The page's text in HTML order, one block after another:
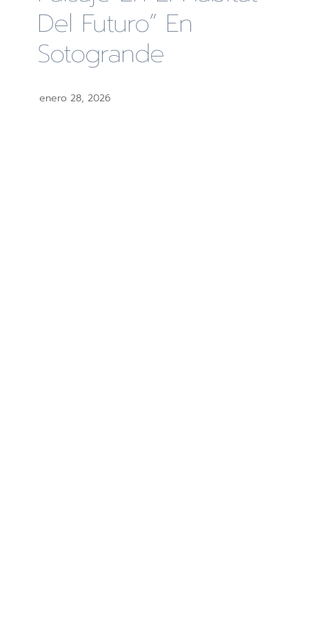
Del Futuro” En
Sotogrande
enero 28, 2026